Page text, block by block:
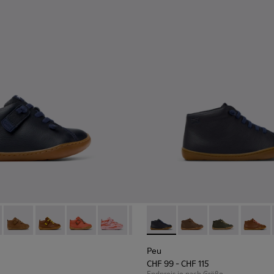
Leder für Kinder.
aus Nubukleder und Leder.
aus Nubukleder und Leder.
- Blaue Lederstiefeletten für Kinder.
120
Peu - 80153-119 - Braune Lederstiefeletten für Kinder.
Peu - 80153-116
Peu - 80153-115Peu - 80153-113Peu - 80153-108
Peu - 80153-107
Peu - 80153-105
Peu - Peu
Peu - 90019-096 - Blaue
Peu - 90019-131
Peu - 90019-
Peu -
Peu
CHF 99 - CHF 115